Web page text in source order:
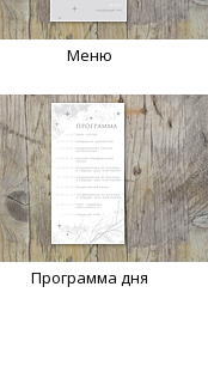
Меню
Программа дня